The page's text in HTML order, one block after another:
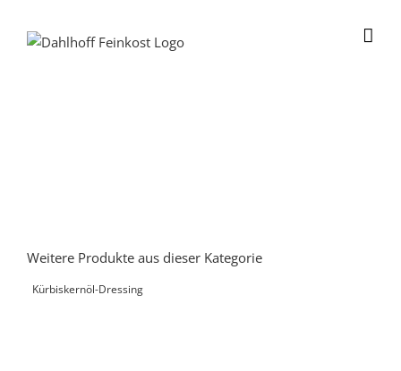
Weitere Produkte aus dieser Kategorie
Kürbiskernöl-Dressing